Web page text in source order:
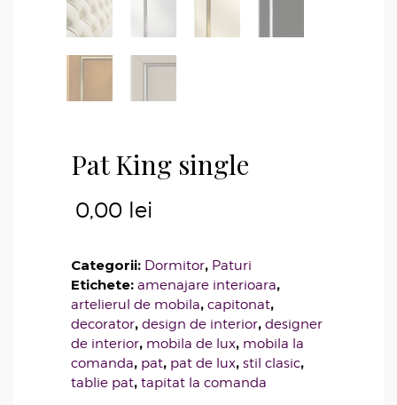
Pat King single
0,00 lei
Categorii: Dormitor, Paturi
Etichete: amenajare interioara,
artelierul de mobila, capitonat,
decorator, design de interior, designer
de interior, mobila de lux, mobila la
comanda, pat, pat de lux, stil clasic,
tablie pat, tapitat la comanda